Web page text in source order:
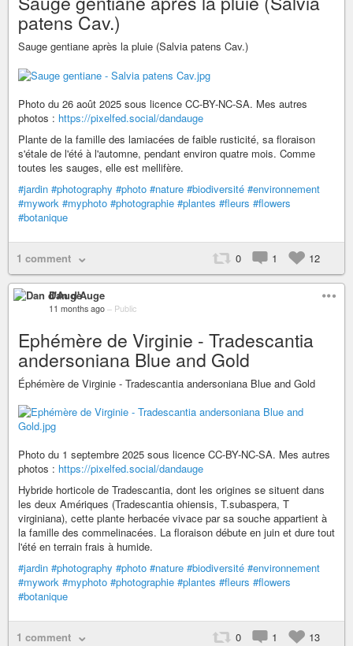
patens Cav.)
Sauge gentiane après la pluie (Salvia patens Cav.)
Photo du 26 août 2025 sous licence CC-BY-NC-SA. Mes autres
photos : https://pixelfed.social/dandauge
Plante de la famille des lamiacées de faible rusticité, sa floraison
s'étale de l'été à l'automne, pendant environ quatre mois. Comme
toutes les sauges, elle est mellifère.
#jardin #photography #photo #nature #biodiversité #environnement
#mywork #myphoto #photographie #plantes #fleurs #flowers
#botanique
1 comment 0 1 12
Dan d'Auge
11 months ago – Public
Ephémère de Virginie - Tradescantia
andersoniana Blue and Gold
Éphémère de Virginie - Tradescantia andersoniana Blue and Gold
Photo du 1 septembre 2025 sous licence CC-BY-NC-SA. Mes autres
photos : https://pixelfed.social/dandauge
Hybride horticole de Tradescantia, dont les origines se situent dans
les deux Amériques (Tradescantia ohiensis, T.subaspera, T
virginiana), cette plante herbacée vivace par sa souche appartient à
la famille des commelinacées. La floraison débute en juin et dure tout
l'été en terrain frais à humide.
#jardin #photography #photo #nature #biodiversité #environnement
#mywork #myphoto #photographie #plantes #fleurs #flowers
#botanique
1 comment 0 1 13